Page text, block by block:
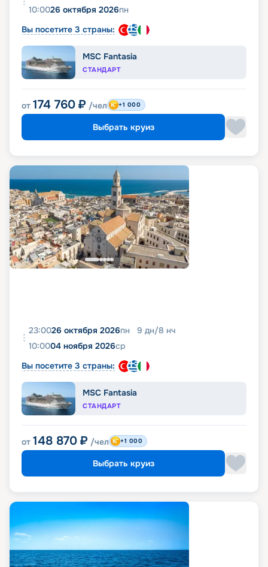
10:0026 октября 2026пн
Вы посетите 3 страны:
MSC Fantasia
СТАНДАРТ
от 174 760 ₽ /чел +1 000
Выбрать круиз
23:0026 октября 2026пн 9 дн/8 нч
10:0004 ноября 2026ср
Вы посетите 3 страны:
MSC Fantasia
СТАНДАРТ
от 148 870 ₽ /чел +1 000
Выбрать круиз